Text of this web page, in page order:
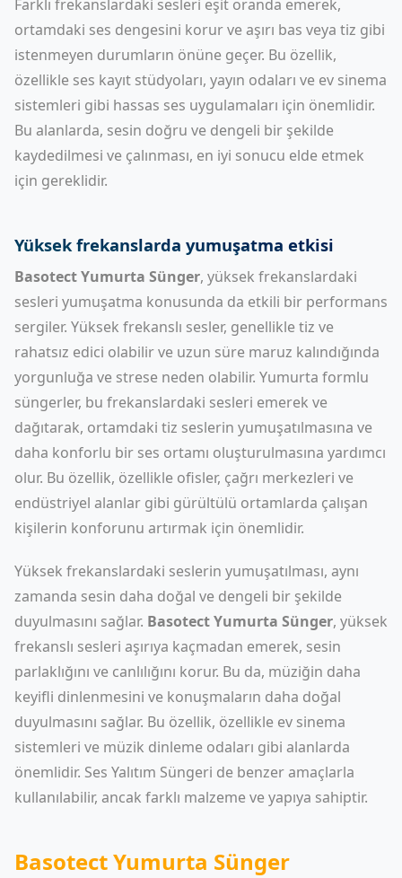
Farklı frekanslardaki sesleri eşit oranda emerek,
ortamdaki ses dengesini korur ve aşırı bas veya tiz gibi
istenmeyen durumların önüne geçer. Bu özellik,
özellikle ses kayıt stüdyoları, yayın odaları ve ev sinema
sistemleri gibi hassas ses uygulamaları için önemlidir.
Bu alanlarda, sesin doğru ve dengeli bir şekilde
kaydedilmesi ve çalınması, en iyi sonucu elde etmek
için gereklidir.
Yüksek frekanslarda yumuşatma etkisi
Basotect Yumurta Sünger, yüksek frekanslardaki
sesleri yumuşatma konusunda da etkili bir performans
sergiler. Yüksek frekanslı sesler, genellikle tiz ve
rahatsız edici olabilir ve uzun süre maruz kalındığında
yorgunluğa ve strese neden olabilir. Yumurta formlu
süngerler, bu frekanslardaki sesleri emerek ve
dağıtarak, ortamdaki tiz seslerin yumuşatılmasına ve
daha konforlu bir ses ortamı oluşturulmasına yardımcı
olur. Bu özellik, özellikle ofisler, çağrı merkezleri ve
endüstriyel alanlar gibi gürültülü ortamlarda çalışan
kişilerin konforunu artırmak için önemlidir.
Yüksek frekanslardaki seslerin yumuşatılması, aynı
zamanda sesin daha doğal ve dengeli bir şekilde
duyulmasını sağlar. Basotect Yumurta Sünger, yüksek
frekanslı sesleri aşırıya kaçmadan emerek, sesin
parlaklığını ve canlılığını korur. Bu da, müziğin daha
keyifli dinlenmesini ve konuşmaların daha doğal
duyulmasını sağlar. Bu özellik, özellikle ev sinema
sistemleri ve müzik dinleme odaları gibi alanlarda
önemlidir. Ses Yalıtım Süngeri de benzer amaçlarla
kullanılabilir, ancak farklı malzeme ve yapıya sahiptir.
Basotect Yumurta Sünger